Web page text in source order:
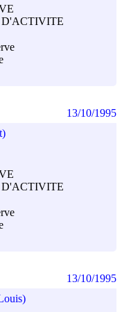
D'ACTIVITE
D'ACTIVITE
13/10/1995
13/10/1995